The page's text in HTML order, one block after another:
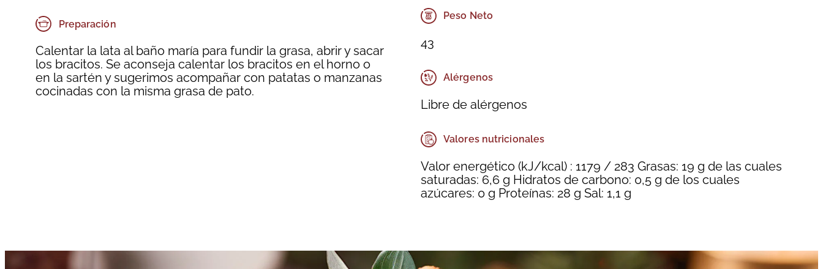
Preparación
Calentar la lata al baño maría para fundir la grasa, abrir y sacar
los bracitos. Se aconseja calentar los bracitos en el horno o
en la sartén y sugerimos acompañar con patatas o manzanas
cocinadas con la misma grasa de pato.
Peso Neto
43
Alérgenos
Libre de alérgenos
Valores nutricionales
Valor energético (kJ/kcal) : 1179 / 283 Grasas: 19 g de las cuales
saturadas: 6,6 g Hidratos de carbono: 0,5 g de los cuales
azúcares: 0 g Proteínas: 28 g Sal: 1,1 g